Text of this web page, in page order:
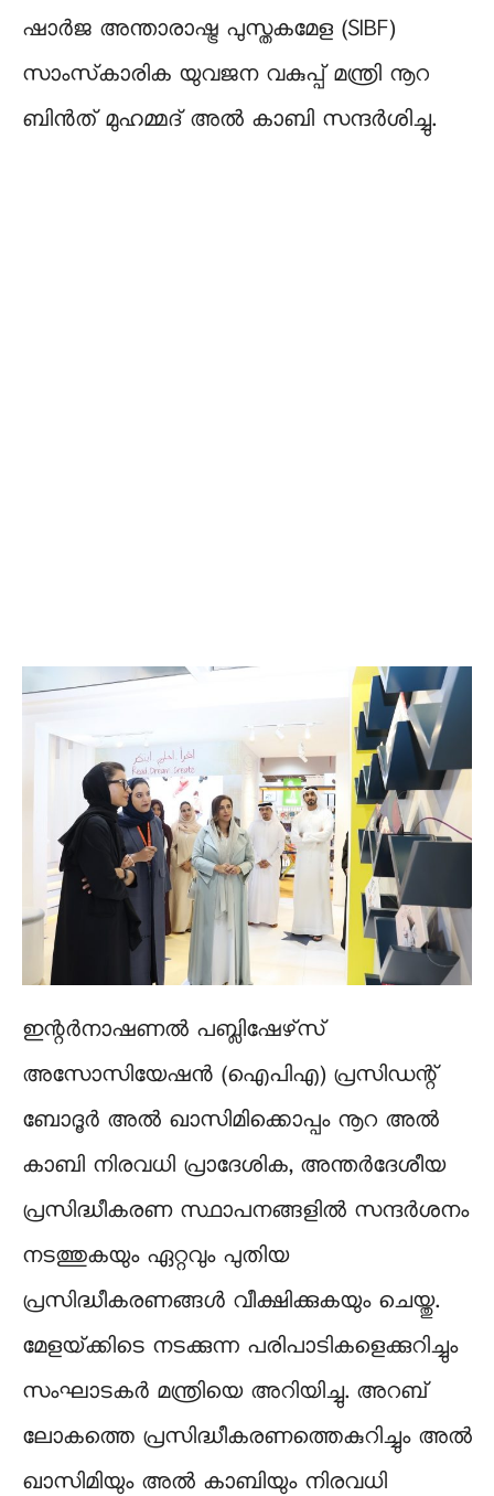
ഷാർജ അന്താരാഷ്ട്ര പുസ്തകമേള (SIBF)
സാംസ്‌കാരിക യുവജന വകുപ്പ് മന്ത്രി നൂറ
ബിൻത് മുഹമ്മദ് അൽ കാബി സന്ദർശിച്ചു.
ഇന്റർനാഷണൽ പബ്ലിഷേഴ്‌സ്
അസോസിയേഷൻ (ഐപിഎ) പ്രസിഡന്റ്
ബോദൂർ അൽ ഖാസിമിക്കൊപ്പം നൂറ അൽ
കാബി നിരവധി പ്രാദേശിക, അന്തർദേശീയ
പ്രസിദ്ധീകരണ സ്ഥാപനങ്ങളിൽ സന്ദർശനം
നടത്തുകയും ഏറ്റവും പുതിയ
പ്രസിദ്ധീകരണങ്ങൾ വീക്ഷിക്കുകയും ചെയ്തു.
മേളയ്‌ക്കിടെ നടക്കുന്ന പരിപാടികളെക്കുറിച്ചും
സംഘാടകർ മന്ത്രിയെ അറിയിച്ചു. അറബ്
ലോകത്തെ പ്രസിദ്ധീകരണത്തെകുറിച്ചും അൽ
ഖാസിമിയും അൽ കാബിയും നിരവധി